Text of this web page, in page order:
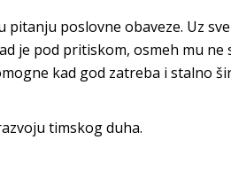
pitanju poslovne obaveze. Uz
je pod pritiskom, osmeh mu ne
kad god zatreba i stalno
timskog duha.